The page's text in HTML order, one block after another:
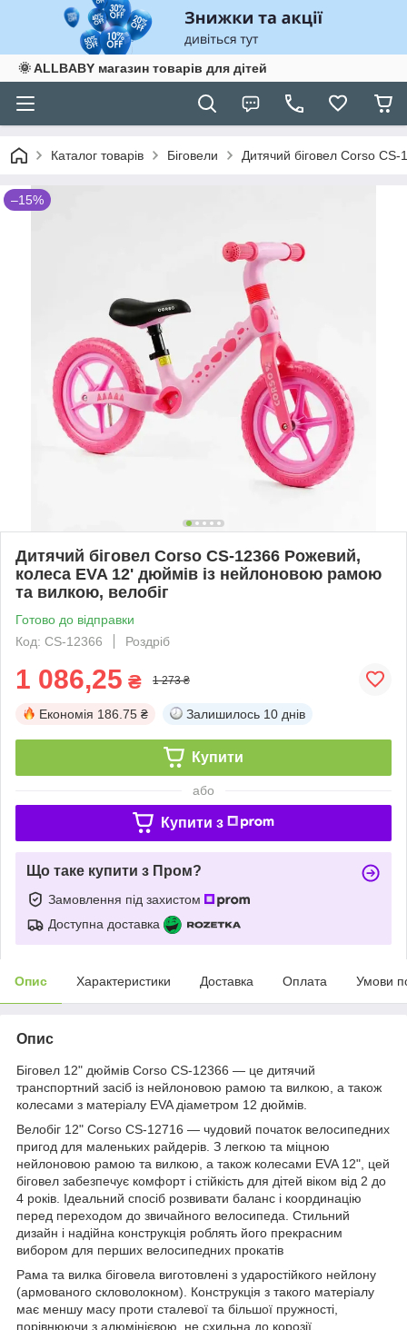
🌞 ALLBABY магазин товарів для дітей
Каталог товарів Біговели Дитячий біговел Corso
–15%
Дитячий біговел Corso CS-12366 Рожевий,
колеса EVA 12' дюймів із нейлоновою рамою
та вилкою, велобіг
Готово до відправки
Код: CS-12366
Роздріб
1 086,25 ₴ 1 273 ₴
Економія 186.75 ₴ Залишилось 10 днів
Купити
або
Купити з
Що таке купити з Пром?
Замовлення під захистом
Доступна доставка
Опис Характеристики Доставка Оплата Умови
Опис
Біговел 12" дюймів Corso CS-12366 — це дитячий
транспортний засіб із нейлоновою рамою та вилкою, а також
колесами з матеріалу EVA діаметром 12 дюймів.
Велобіг 12" Corso CS-12716 — чудовий початок велосипедних
пригод для маленьких райдерів. З легкою та міцною
нейлоновою рамою та вилкою, а також колесами EVA 12", цей
біговел забезпечує комфорт і стійкість для дітей віком від 2 до
4 років. Ідеальний спосіб розвивати баланс і координацію
перед переходом до звичайного велосипеда. Стильний
дизайн і надійна конструкція роблять його прекрасним
вибором для перших велосипедних прокатів
Рама та вилка біговела виготовлені з ударостійкого нейлону
(армованого скловолокном). Конструкція з такого матеріалу
має меншу масу проти сталевої та більшої пружності,
порівнюючи з алюмінієвою, не схильна до корозії.